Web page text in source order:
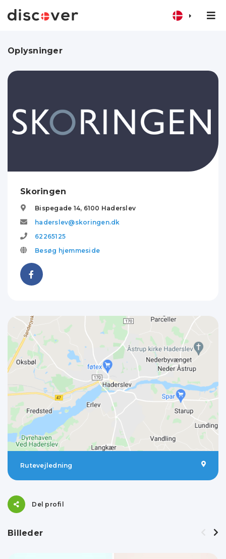
Oplysninger
Skoringen
Bispegade 14, 6100 Haderslev
haderslev@skoringen.dk
62265125
Besøg hjemmeside
Rutevejledning
Del profil
Billeder